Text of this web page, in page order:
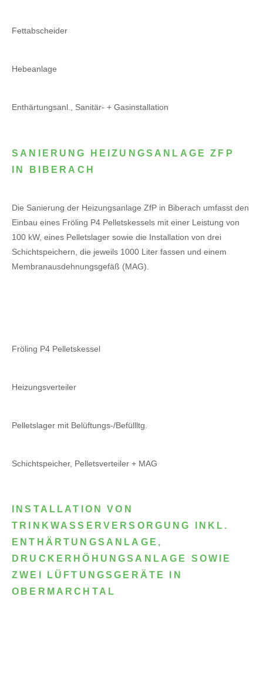
Fettabscheider
Hebeanlage
Enthärtungsanl., Sanitär- + Gasinstallation
SANIERUNG HEIZUNGSANLAGE ZFP
IN BIBERACH
Die Sanierung der Heizungsanlage ZfP in Biberach umfasst den
Einbau eines Fröling P4 Pelletskessels mit einer Leistung von
100 kW, eines Pelletslager sowie die Installation von drei
Schichtspeichern, die jeweils 1000 Liter fassen und einem
Membranausdehnungsgefäß (MAG).
Fröling P4 Pelletskessel
Heizungsverteiler
Pelletslager mit Belüftungs-/Befüllltg.
Schichtspeicher, Pelletsverteiler + MAG
INSTALLATION VON
TRINKWASSERVERSORGUNG INKL.
ENTHÄRTUNGSANLAGE,
DRUCKERHÖHUNGSANLAGE SOWIE
ZWEI LÜFTUNGSGERÄTE IN
OBERMARCHTAL